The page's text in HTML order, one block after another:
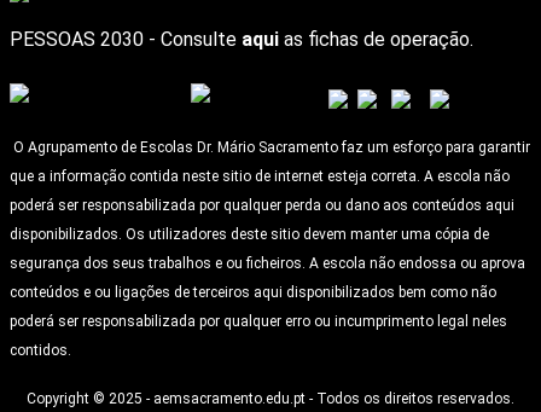
PESSOAS 2030 - Consulte aqui as fichas de operação.
O Agrupamento de Escolas Dr. Mário Sacramento faz um esforço para garantir
que a informação contida neste sitio de internet esteja correta. A escola não
poderá ser responsabilizada por qualquer perda ou dano aos conteúdos aqui
disponibilizados. Os utilizadores deste sitio devem manter uma cópia de
segurança dos seus trabalhos e ou ficheiros. A escola não endossa ou aprova
conteúdos e ou ligações de terceiros aqui disponibilizados bem como não
poderá ser responsabilizada por qualquer erro ou incumprimento legal neles
contidos.
Copyright © 2025 - aemsacramento.edu.pt - Todos os direitos reservados.